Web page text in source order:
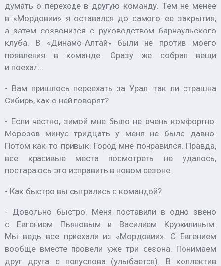
думать о переходе в другую команду. Тем не менее
в «Мордовии» я оставался до самого ее закрытия,
а затем созвонился с руководством барнаульского
клуба. В «Динамо-Алтай» были не против моего
появления в команде. Сразу же собрал вещи
и поехал…
- Вам пришлось переехать за Урал. так ли страшна
Сибирь, как о ней говорят?
- Если честно, зимой мне было не очень комфортно.
Морозов минус тридцать у меня не было давно.
Потом как-то привык. Город мне понравился. Правда,
все красивые места посмотреть не удалось,
постараюсь это исправить в новом сезоне.
- Как быстро вы сыгрались с командой?
- Довольно быстро. Меня поставили в одно звено
с Евгением Пьяновым и Василием Кружилиным.
Мы ведь все приехали из «Мордовии». С Евгением
вообще вместе провели уже три сезона. Понимаем
друг друга с полуслова (улыбается). В коллектив